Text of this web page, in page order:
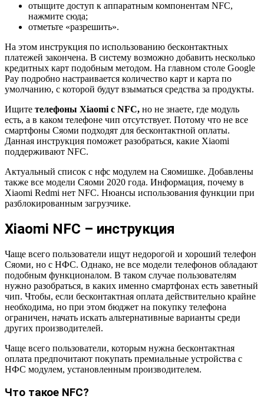
отыщите доступ к аппаратным компонентам NFC,
нажмите сюда;
отметьте «разрешить».
На этом инструкция по использованию бесконтактных
платежей закончена. В систему возможно добавить несколько
кредитных карт подобным методом. На главном столе Google
Pay подробно настраивается количество карт и карта по
умолчанию, с которой будут взыматься средства за продукты.
Ищите телефоны Xiaomi с NFC, но не знаете, где модуль
есть, а в каком телефоне чип отсутствует. Потому что не все
смартфоны Сяоми подходят для бесконтактной оплаты.
Данная инструкция поможет разобраться, какие Xiaomi
поддерживают NFC.
Актуальный список c нфс модулем на Сяомишке. Добавлены
также все модели Сяоми 2020 года. Информация, почему в
Xiaomi Redmi нет NFC. Нюансы использования функции при
разблокированным загрузчике.
Xiaomi NFC – инструкция
Чаще всего пользователи ищут недорогой и хороший телефон
Сяоми, но с НФС. Однако, не все модели телефонов обладают
подобным функционалом. В таком случае пользователям
нужно разобраться, в каких именно смартфонах есть заветный
чип. Чтобы, если бесконтактная оплата действительно крайне
необходима, но при этом бюджет на покупку телефона
ограничен, начать искать альтернативные варианты среди
других производителей.
Чаще всего пользователи, которым нужна бесконтактная
оплата предпочитают покупать премиальные устройства с
НФС модулем, установленным производителем.
Что такое NFC?